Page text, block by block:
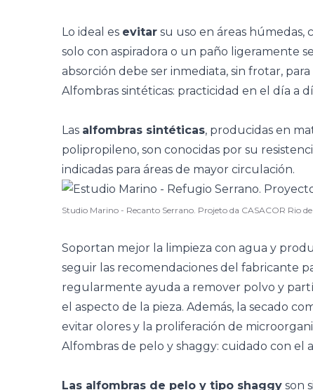
Lo ideal es evitar su uso en áreas húmedas,
solo con aspiradora o un paño ligeramente
absorción debe ser inmediata, sin frotar,
Alfombras sintéticas: practicidad en el día a
Las alfombras sintéticas, producidas en
polipropileno, son conocidas por su
indicadas para áreas de mayor circulación.
Studio Marino - Recanto Serrano. Projeto da CASACOR Rio
Soportan mejor la limpieza con agua y
seguir las recomendaciones del fabricante
regularmente ayuda a remover polvo y
el aspecto de la pieza. Además, la secado
evitar olores y la proliferación de
Alfombras de pelo y shaggy: cuidado con el
Las alfombras de pelo y tipo shaggy son